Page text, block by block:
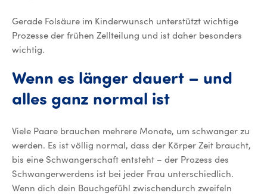
Gerade Folsäure im Kinderwunsch unterstützt wichtige
Prozesse der frühen Zellteilung und ist daher besonders
wichtig.
Wenn es länger dauert – und
alles ganz normal istWenn es
Viele Paare brauchen mehrere Monate, um schwanger zu
werden. Es ist völlig normal, dass der Körper Zeit braucht,
bis eine Schwangerschaft entsteht – der Prozess des
Schwangerwerdens ist bei jeder Frau unterschiedlich.
Wenn dich dein Bauchgefühl zwischendurch zweifeln